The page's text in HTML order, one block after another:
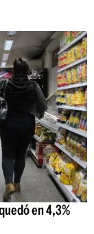
en 4,3%